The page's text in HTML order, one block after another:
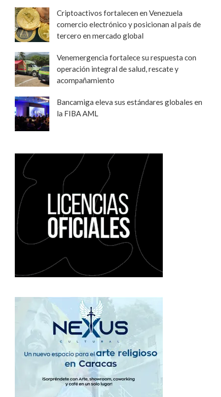
Criptoactivos fortalecen en Venezuela
comercio electrónico y posicionan al país de
tercero en mercado global
Venemergencia fortalece su respuesta con
operación integral de salud, rescate y
acompañamiento
Bancamiga eleva sus estándares globales en
la FIBA AML